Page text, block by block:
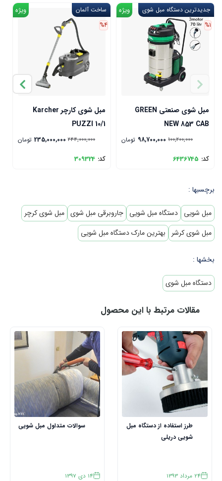
جدیدترین دستگاه مبل شوی ویژه
مبل شوی صنعتی GREEN
NEW 853 CAB
%1
100,200,000
98,700,000 تومان
کد: 6436745
ساخت آلمان ویژه
مبل شوی کارچر Karcher
PUZZI 10/1
%4
244,000,000
235,000,000 تومان
کد: 309324
برچسبها :
مبل شویی دستگاه مبل شویی جاروبرقی مبل شوی مبل شوی کرچر
مبل شوی کرشر
بهترین مارک دستگاه مبل شویی
بخشها :
دستگاه مبل شوی
مقالات مرتبط با این محصول
طرز استفاده از دستگاه مبل
شویی دریلی
24 مرداد 1393
سوالات متداول مبل شویی
14 دی 1397